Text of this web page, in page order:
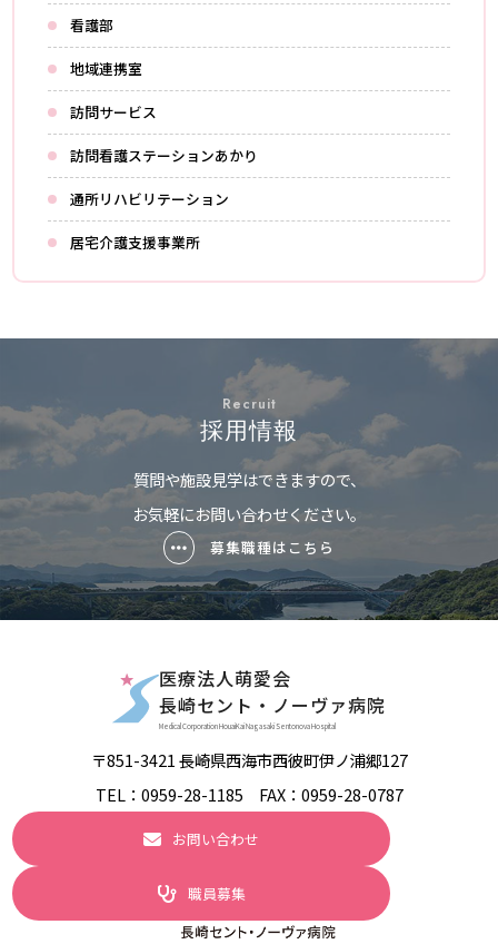
看護部
地域連携室
訪問サービス
訪問看護ステーションあかり
通所リハビリテーション
居宅介護支援事業所
Recruit
採用情報
質問や施設見学はできますので、
お気軽にお問い合わせください。
募集職種はこちら
医療法人萌愛会
長崎セント・ノーヴァ病院
Medical Corporation HouaiKai Nagasaki Sentonova Hospital
〒851-3421 長崎県西海市西彼町伊ノ浦郷127
TEL： 0959-28-1185 FAX：0959-28-0787
お問い合わせ
職員募集